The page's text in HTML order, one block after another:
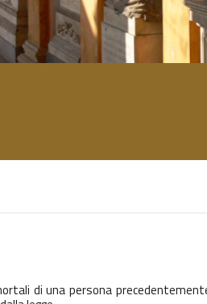
di una persona